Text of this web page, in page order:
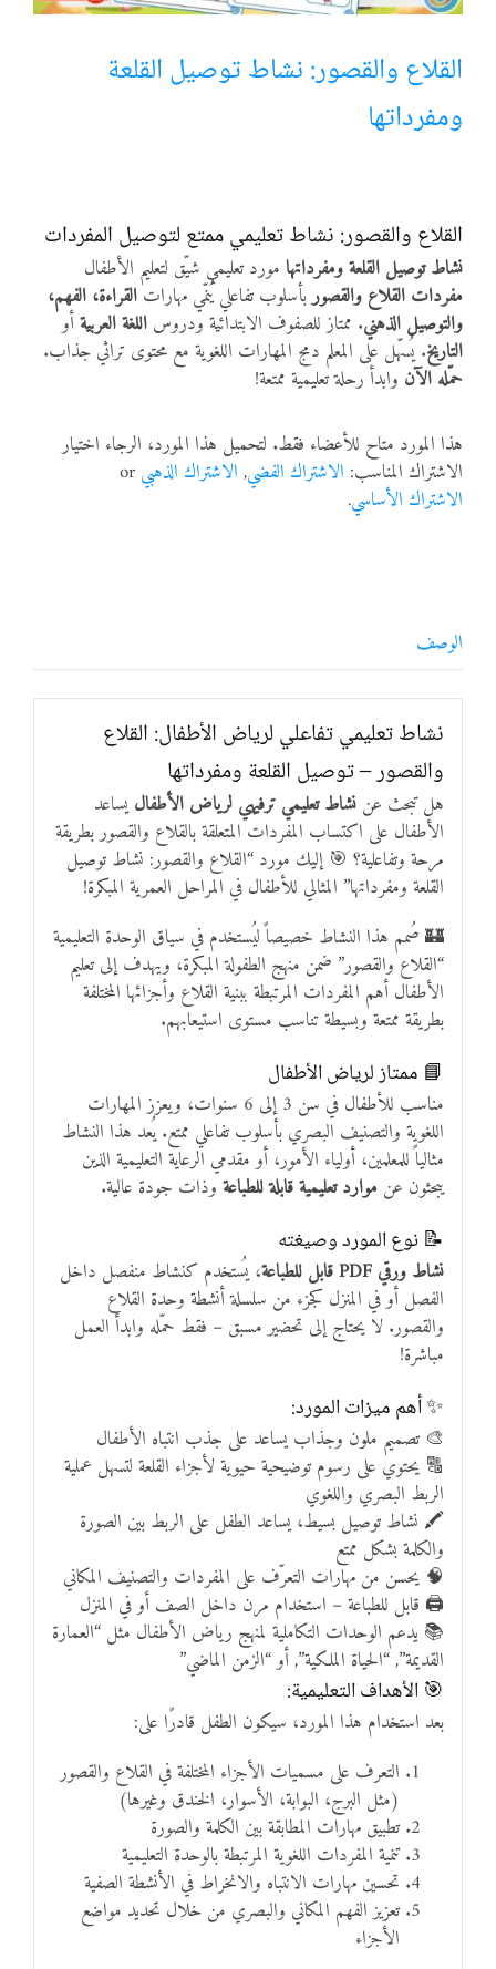
أنواع الموارد
الألعاب التفاعلية
القلاع والقصور: نشاط توصيل القلعة
ومفرداتها
القلاع والقصور: نشاط تعليمي ممتع لتوصيل المفردات
نشاط توصيل القلعة ومفرداتها مورد تعليمي شيّق لتعليم الأطفال
مفردات القلاع والقصوربأسلوب تفاعلي يُنمّي مهاراتالقراءة، الفهم،
والتوصيل الذهني. ممتاز للصفوف الابتدائية ودروس اللغة العربيةأو
التاريخ. يُسهّل على المعلم دمج المهارات اللغوية مع محتوى تراثي جذاب.
حمّله الآن وابدأ رحلة تعليمية ممتعة!
هذا المورد متاح للأعضاء فقط. لتحميل هذا المورد، الرجاء اختيار
الاشتراك المناسب: الاشتراك الفضي, الاشتراك الذهبي
الاشتراك الأساسي.
الوصف
نشاط تعليمي تفاعلي لرياض الأطفال: القلاع
والقصور – توصيل القلعة ومفرداتها
هل تبحث عن نشاط تعليمي ترفيهي لرياض الأطفاليساعد
الأطفال على اكتساب المفردات المتعلقة بالقلاع والقصور بطريقة
مرحة وتفاعلية؟ 🎯 إليك مورد “القلاع والقصور: نشاط توصيل
القلعة ومفرداتها” المثالي للأطفال في المراحل العمرية المبكرة!
🏰 صُمم هذا النشاط خصيصاً ليُستخدم في سياق الوحدة التعليمية
“القلاع والقصور” ضمن منهج الطفولة المبكرة، ويهدف إلى تعليم
الأطفال أهم المفردات المرتبطة ببنية القلاع وأجزائها المختلفة
بطريقة ممتعة وبسيطة تناسب مستوى استيعابهم.
📘 ممتاز لرياض الأطفال
مناسب للأطفال في سن 3 إلى 6 سنوات، ويعزز المهارات
اللغوية والتصنيف البصري بأسلوب تفاعلي ممتع. يُعد هذا النشاط
مثالياً للمعلمين، أولياء الأمور، أو مقدمي الرعاية التعليمية الذين
يبحثون عن موارد تعليمية قابلة للطباعةوذات جودة عالية.
📝 نوع المورد وصيغته
نشاط ورقي PDF قابل للطباعة
، يُستخدم كنشاط منفصل داخل
الفصل أو في المنزل كجزء من سلسلة أنشطة وحدة القلاع
والقصور. لا يحتاج إلى تحضير مسبق – فقط حمّله وابدأ العمل
مباشرة!
✨ أهم ميزات المورد:
🎨 تصميم ملون وجذاب يساعد على جذب انتباه الأطفال
🔠 يحتوي على رسوم توضيحية حيوية لأجزاء القلعة لتسهل عملية
الربط البصري واللغوي
🖍 نشاط توصيل بسيط، يساعد الطفل على الربط بين الصورة
والكلمة بشكل ممتع
🧠 يحسن من مهارات التعرّف على المفردات والتصنيف المكاني
🖨 قابل للطباعة – استخدام مرن داخل الصف أو في المنزل
📚 يدعم الوحدات التكاملية لمنهج رياض الأطفال مثل “العمارة
القديمة”, “الحياة الملكية”, أو “الزمن الماضي”
🎯 الأهداف التعليمية:
بعد استخدام هذا المورد، سيكون الطفل قادرًا على:
التعرف على مسميات الأجزاء المختلفة في القلاع والقصور
(مثل البرج، البوابة، الأسوار، الخندق وغيرها)
تطبيق مهارات المطابقة بين الكلمة والصورة
تنمية المفردات اللغوية المرتبطة بالوحدة التعليمية
تحسين مهارات الانتباه والانخراط في الأنشطة الصفية
تعزيز الفهم المكاني والبصري من خلال تحديد مواضع
الأجزاء